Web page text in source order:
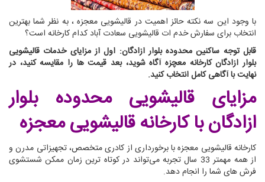
با وجود این سه نکته حائز اهمیت در قالیشویی معجزه ، به نظر شما بهترین
انتخاب برای سفارش خدم ات قالیشویی سعادت آباد کدام کارخانه است؟
قابل توجه ساکنین محدوده بلوار ازادگان: اول از مزایای خدمات قالیشویی
بلوار ازادگان کارخانه معچزه آگاه شوید، بعد قیمت ها را مقایسه کنید، در
نهایت با آگاهی کامل انتخاب کنید.
مزایای قالیشویی محدوده بلوار
ازادگانبا کارخانه قالیشویی معجزه
کارخانه قالیشویی معجزه با برخورداری از کادری متخصص، تجهیزاتی مدرن و
از همه مهمتر 33 سال تجربه می‌تواند در کوتاه ترین زمان ممکن شستشوی
فرش های شما را انجام دهد.